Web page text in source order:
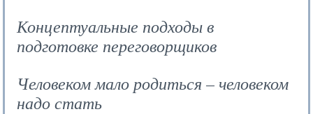
Концептуальные подходы в
подготовке переговорщиков
Человеком мало родиться – человеком
надо стать